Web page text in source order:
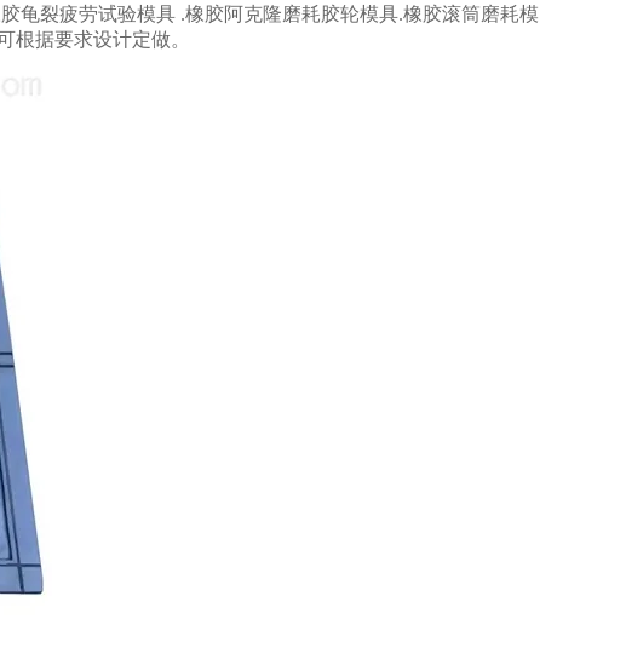
龟裂疲劳试验模具 .橡胶阿克隆磨耗胶轮模具.橡胶滚筒磨耗模
有其它尺寸可根据要求设计定做。